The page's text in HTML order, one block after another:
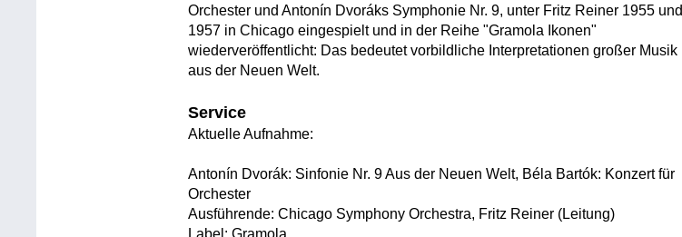
Orchester und Antonín Dvoráks Symphonie Nr. 9, unter Fritz Reiner 1955 und
1957 in Chicago eingespielt und in der Reihe "Gramola Ikonen"
wiederveröffentlicht: Das bedeutet vorbildliche Interpretationen großer Musik
aus der Neuen Welt.
Service
Aktuelle Aufnahme:
Antonín Dvorák: Sinfonie Nr. 9 Aus der Neuen Welt, Béla Bartók: Konzert für
Orchester
Ausführende: Chicago Symphony Orchestra, Fritz Reiner (Leitung)
Label: Gramola